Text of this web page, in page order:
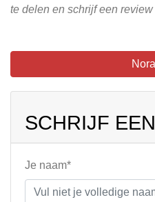
te delen en schrijf een
SCHRIJF
Je naam*